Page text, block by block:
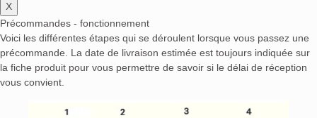
X
Précommandes - fonctionnement
Voici les différentes étapes qui se déroulent lorsque vous passez une
précommande. La date de livraison estimée est toujours indiquée sur
la fiche produit pour vous permettre de savoir si le délai de réception
vous convient.